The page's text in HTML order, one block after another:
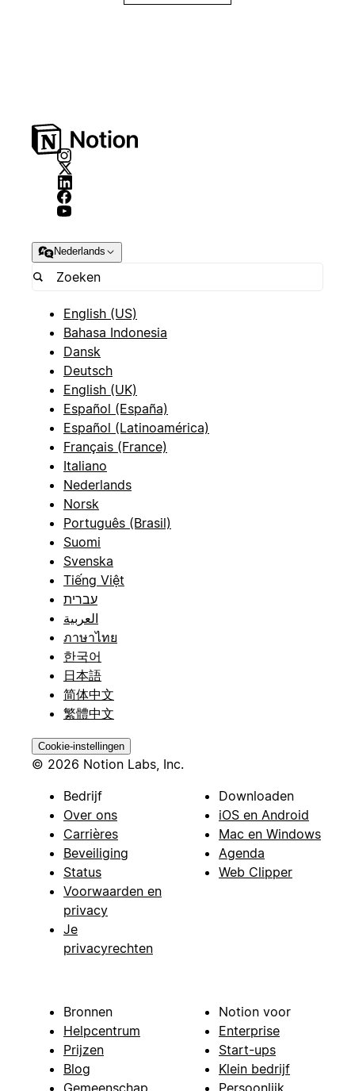
Nederlands
English (US)
Bahasa Indonesia
Dansk
Deutsch
English (UK)
Español (España)
Español (Latinoamérica)
Français (France)
Italiano
Nederlands
Norsk
Português (Brasil)
Suomi
Svenska
Tiếng Việt
עברית
العربية
ภาษาไทย
한국어
日本語
简体中文
繁體中文
Cookie-instellingen
© 2026 Notion Labs, Inc.
Bedrijf
Over ons
Carrières
Beveiliging
Status
Voorwaarden en
privacy
Je
privacyrechten
Downloaden
iOS en Android
Mac en Windows
Agenda
Web Clipper
Bronnen
Helpcentrum
Prijzen
Blog
Gemeenschap
Notion voor
Enterprise
Start-ups
Klein bedrijf
Persoonlijk